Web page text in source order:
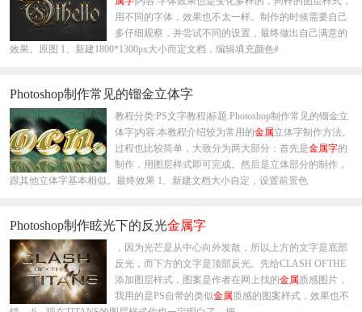
用不同的字体，效果也不太一样。制作的时候需要自己
多仔细观察，并尝试不同的设置，最终做出自己满意的
效果。原图 1、新建1800*1300px大小而定文档，编辑填充颜色#
Photoshop制作常见的镏金立体字
教程分类:PS文字教程|标题:Photoshop制作常见的镏金立
体字|内容:本教程介绍较为常用的金属立体字制作方法。
过程也比较简单，大致分为两大部分：首先是金属字的
制作，用图层样式即可完成。然后是立体部分的制作，
跟其他立体字基本相似。最终效果 1、新建文档大小自定，设置前景色
Photoshop制作眩光下的反光金属字
，因为光芒是从中心向外发散，所以上方的文字是底部
反光，而下方的文字是顶部反光。先给CLASH OFTHE
添加图层样式，图案是作者在网上找的金属质感图片，
我用的是PS自带的类似金属质感的图案样式，效果也不